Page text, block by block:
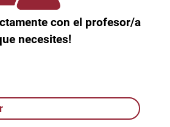
con el profesor/a
necesites!